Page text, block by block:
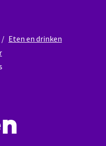
Eten en drinken